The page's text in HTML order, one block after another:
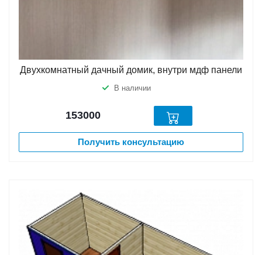
Двухкомнатный дачный домик, внутри мдф панели
В наличии
153000
Получить консультацию